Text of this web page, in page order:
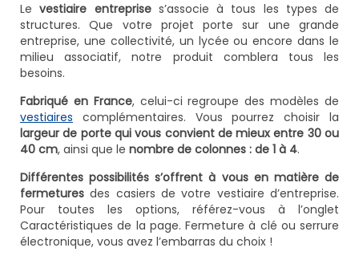
Levestiaire entreprises’associe à tous les types de
structures. Que votre projet porte sur une grande
entreprise, une collectivité, un lycée ou encore dans le
milieu associatif, notre produit comblera tous les
besoins.
Fabriqué en France, celui-ci regroupe des modèles de
vestiaires complémentaires. Vous pourrez choisir la
largeur de porte qui vous convient de mieux entre 30 ou
40 cm, ainsi que le nombre de colonnes : de 1 à 4.
Différentes possibilités s’offrent à vous en matière de
fermetures des casiers de votre vestiaire d’entreprise.
Pour toutes les options, référez-vous à l’onglet
Caractéristiques de la page. Fermeture à clé ou serrure
électronique, vous avez l’embarras du choix !